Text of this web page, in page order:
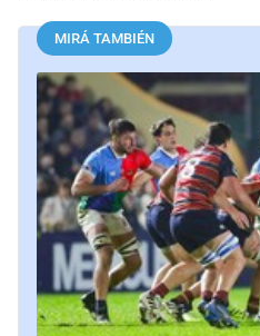
MIRÁ TAMBIÉN